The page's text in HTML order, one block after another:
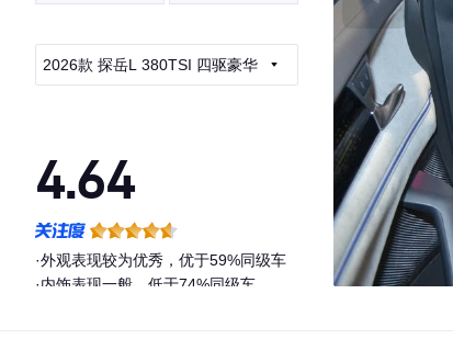
2026款 探岳L 380TSI 四驱豪华
4.64
·外观表现较为优秀，优于59%同级车
·内饰表现一般，低于74%同级车